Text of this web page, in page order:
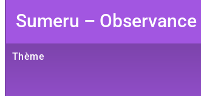
Sumeru – Observance
Thème